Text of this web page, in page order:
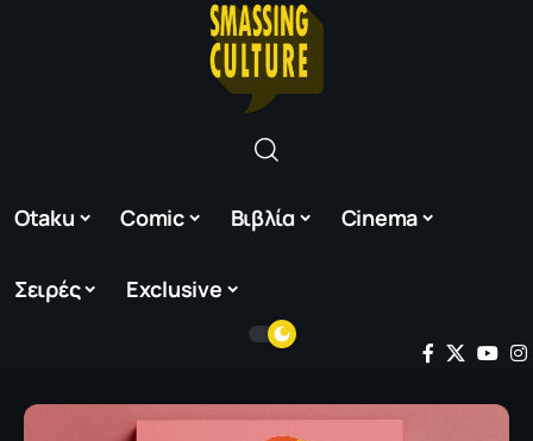
Otaku Comic Βιβλία Cinema
Σειρές Exclusive